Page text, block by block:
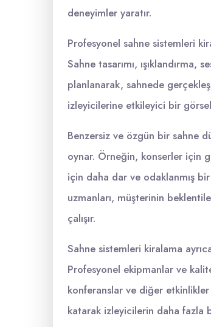
deneyimler yaratır.
Profesyonel sahne sistemleri
Sahne tasarımı,
planlanarak, sahnede
izleyicilerine etkileyici bir
Benzersiz ve özgün bir sahne
oynar. Örneğin, konserler için
için daha dar ve odaklanmış
uzmanları, müşterinin
çalışır.
Sahne sistemleri kiralama
Profesyonel ekipmanlar ve
konferanslar ve diğer
katarak izleyicilerin daha fazla